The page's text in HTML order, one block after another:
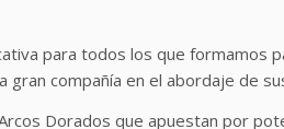
para todos los que formamos
gran compañía en el abordaje de
Dorados que apuestan por